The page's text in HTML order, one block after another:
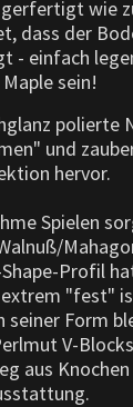
gerfertigt wie
dass der
- einfach
sein!
polierte
und
hervor.
Spielen
Profil
"fest"
seiner Form
V-
aus